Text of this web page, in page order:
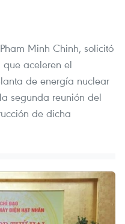
Minh Chinh, solicitó
aceleren el
de energía nuclear
segunda reunión del
de dicha